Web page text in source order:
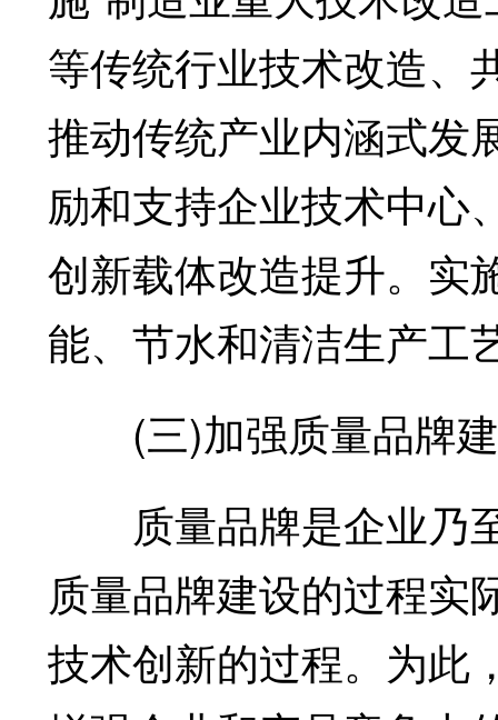
等传统行业技术改造、
推动传统产业内涵式发
励和支持企业技术中心
创新载体改造提升。实
能、节水和清洁生产工
(三)加强质量品牌
质量品牌是企业乃
质量品牌建设的过程实
技术创新的过程。为此